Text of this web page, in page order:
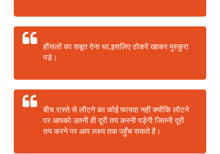
हौंसलों का सबूत देना था,इसलिए ठोकरें खाकर मुस्कुरा
पड़े।
बीच रास्ते से लौटने का कोई फायदा नहीं क्योंकि लौटने
पर आपको उतनी ही दूरी तय करनी पड़ेगी जितनी दूरी
तय करने पर आप लक्ष्य तक पहुँच सकते है।